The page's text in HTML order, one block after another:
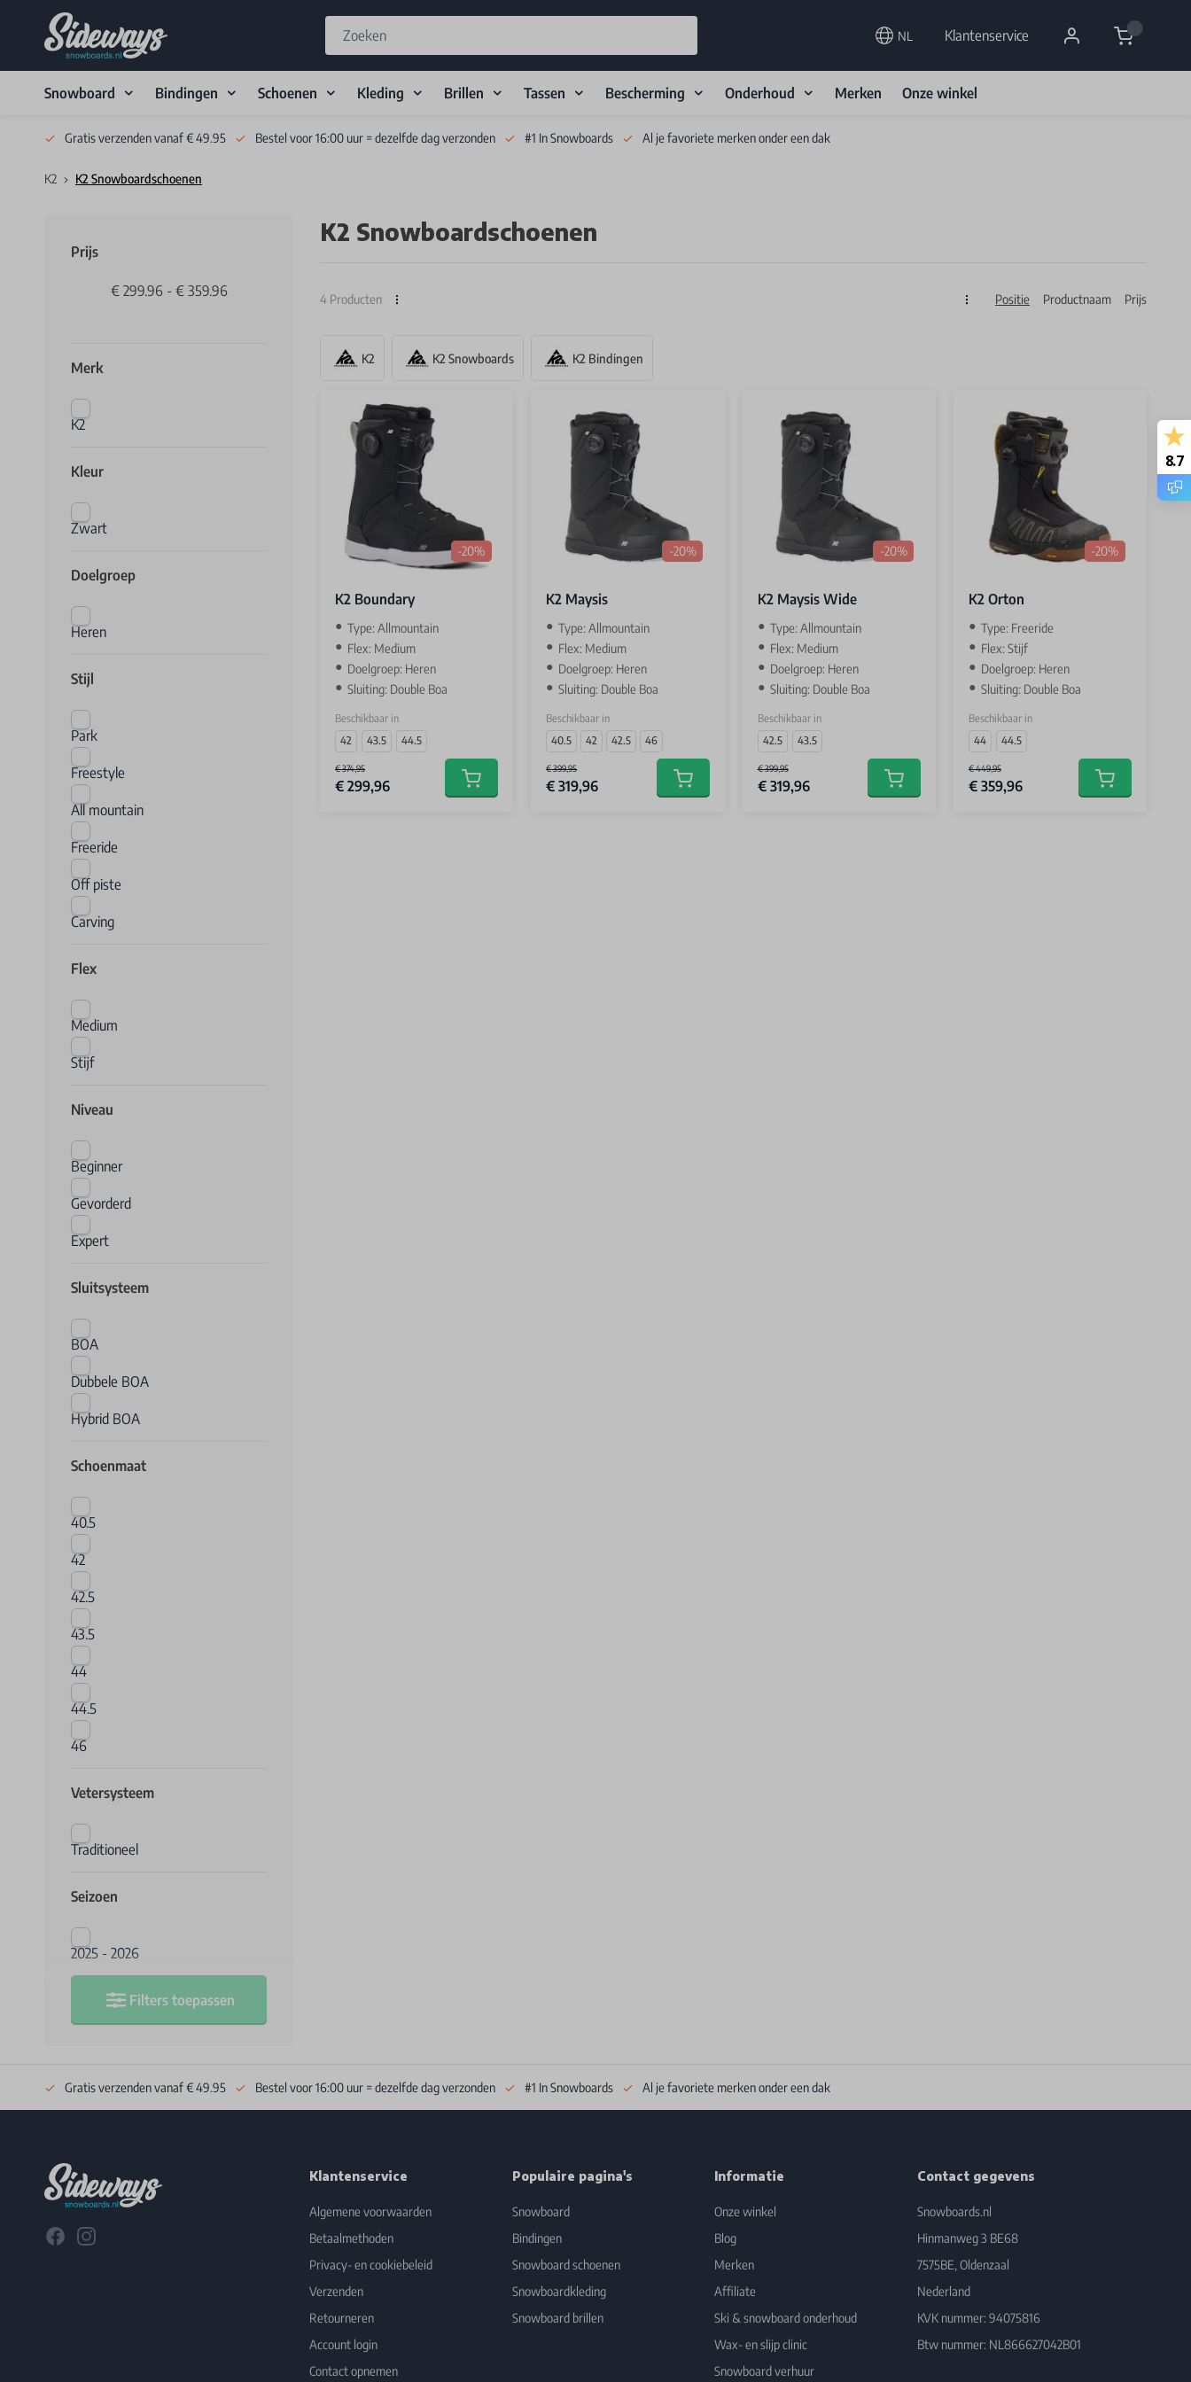
NL Klantenservice Cart
Snowboard Bindingen Schoenen Kleding Brillen Tassen Bescherming Onderhoud Merken Onze winkel
Gratis verzenden vanaf € 49.95 Bestel voor 16:00 uur = dezelfde dag verzonden #1 In Snowboards Al je favoriete merken onder een dak
K2 K2 Snowboardschoenen
Prijs
€ 299.96- € 359.96
Merk
K2
Kleur
Zwart
Doelgroep
Heren
Stijl
Park
Freestyle
All mountain
Freeride
Off piste
Carving
Flex
Medium
Stijf
Niveau
Beginner
Gevorderd
Expert
Sluitsysteem
BOA
Dubbele BOA
Hybrid BOA
Schoenmaat
40.5
42
42.5
43.5
44
44.5
46
Vetersysteem
Traditioneel
Seizoen
2025 - 2026
Filters toepassen
K2 Snowboardschoenen
4 Producten
Sorteren op
Positie Productnaam Prijs
K2 K2 Snowboards K2 Bindingen
-20%
K2 Boundary
Type: Allmountain
Flex: Medium
Doelgroep: Heren
Sluiting: Double Boa
Beschikbaar in
42
43.5 44.5
€ 374,95
€ 299,96 Add to cart
-20%
K2 Maysis
Type: Allmountain
Flex: Medium
Doelgroep: Heren
Sluiting: Double Boa
Beschikbaar in
40.5
42 42.5 46
€ 399,95
€ 319,96 Add to cart
-20%
K2 Maysis Wide
Type: Allmountain
Flex: Medium
Doelgroep: Heren
Sluiting: Double Boa
Beschikbaar in
42.5
43.5
€ 399,95
€ 319,96 Add to cart
-20%
K2 Orton
Type: Freeride
Flex: Stijf
Doelgroep: Heren
Sluiting: Double Boa
Beschikbaar in
44
44.5
€ 449,95
€ 359,96 Add to cart
8.7
Gratis verzenden vanaf € 49.95 Bestel voor 16:00 uur = dezelfde dag verzonden #1 In Snowboards Al je favoriete merken onder een dak
FacebookInstagram
Klantenservice
Algemene voorwaarden
Betaalmethoden
Privacy- en cookiebeleid
Verzenden
Retourneren
Account login
Contact opnemen
Populaire pagina's
Snowboard
Bindingen
Snowboard schoenen
Snowboardkleding
Snowboard brillen
Informatie
Onze winkel
Blog
Merken
Affiliate
Ski & snowboard onderhoud
Wax- en slijp clinic
Snowboard verhuur
Contact gegevens
Snowboards.nl
Hinmanweg 3 BE68
7575BE, Oldenzaal
Nederland
KVK nummer: 94075816
Btw nummer: NL866627042B01